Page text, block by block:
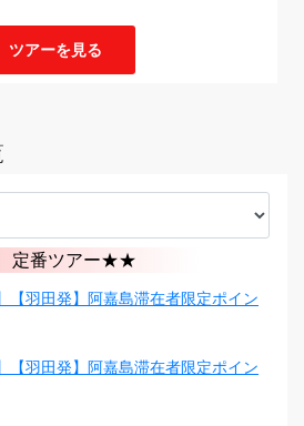
ツアーを見る
定番ツアー★★
【羽田発】阿嘉島滞在者限定ポイン
【羽田発】阿嘉島滞在者限定ポイン